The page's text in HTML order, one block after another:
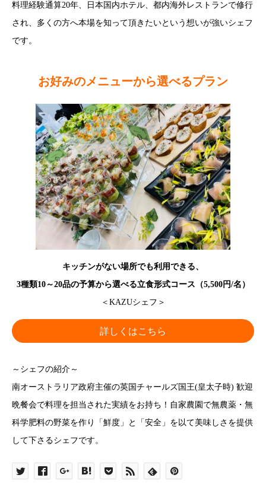
料理経験通算20年、日本国内ホテル、都内海外レストランで修行
され、多くの方へ本場を知って頂きたいという想いが強いシェフ
です。
お好みのメニューから選べるプラン
キッチンがない場所でも利用できる、
3種類10～20品の予算から選べる立食形式コース（5,500円/名）
＜KAZUシェフ＞
詳しくはこちら
～シェフの紹介～
南オーストラリア政府主催の英国チャールズ国王(皇太子時) 歓迎
晩餐会で料理を担当された実績をお持ち！自家農園で無農薬・無
科学肥料の野菜を作り「鮮度」と「安全」を以て美味しさを提供
して下さるシェフです。